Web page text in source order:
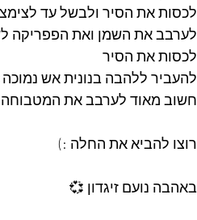
לכסות את הסיר ולבשל עד
לערבב את השמן ואת הפפריקה
לכסות את הסיר
להעביר ללהבה בנונית אש נמוכה כ-40
חשוב מאוד לערבב את
רוצו להביא את החלה :)
באהבה נועם זיגדון 💞